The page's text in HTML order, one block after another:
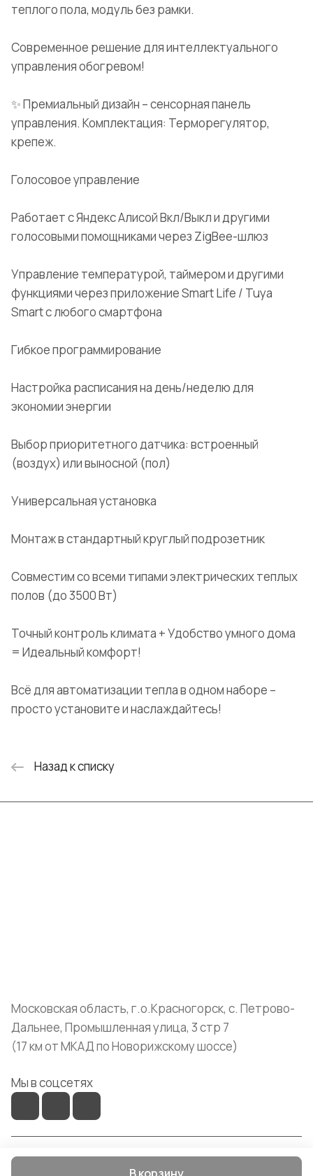
В корзину
теплого пола, модуль без рамки.
Современное решение для интеллектуального
управления обогревом!
✨ Премиальный дизайн – сенсорная панель
управления. Комплектация: Терморегулятор,
крепеж.
Голосовое управление
Работает с Яндекс Алисой Вкл/Выкл и другими
голосовыми помощниками через ZigBee-шлюз
Управление температурой, таймером и другими
функциями через приложение Smart Life / Tuya
Smart с любого смартфона
Гибкое программирование
Настройка расписания на день/неделю для
экономии энергии
Выбор приоритетного датчика: встроенный
(воздух) или выносной (пол)
Универсальная установка
Монтаж в стандартный круглый подрозетник
Совместим со всеми типами электрических теплых
полов (до 3500 Вт)
Точный контроль климата + Удобство умного дома
= Идеальный комфорт!
Всё для автоматизации тепла в одном наборе –
просто установите и наслаждайтесь!
Назад к списку
Московская область, г.о.Красногорск, с. Петрово-
Дальнее, Промышленная улица, 3 стр 7
(17 км от МКАД по Новорижскому шоссе)
Мы в соцсетях